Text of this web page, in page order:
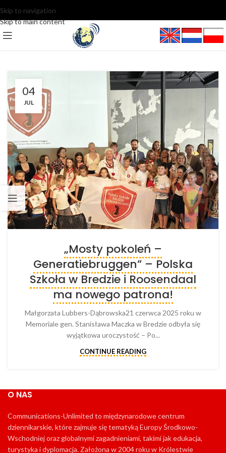
Skip to navigation
Skip to main content
04
JUL
„Mosty pokoleń –
Generatiebruggen” – Polska
Szkoła w Bredzie i Roosendaal
ma nowego patrona!
Małgorzata Lubbers-Dąbrowska21 czerwca 2025 roku w
Memoriale gen. Stanisława Maczka w Bredzie odbyła się
wyjątkowa uroczystość – Po...
CONTINUE READING
O NAS
Communications-Unlimited to międzynarodowe centrum
dziennikarskie, które zajmuje się tematyką Europy Środkowo-
Wschodniej oraz globalnymi zagadnieniami, takimi jak edukacja,
turystyka i dyplomacja. Założona w 2004 roku w Królestwie